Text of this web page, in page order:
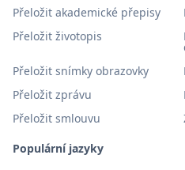
Přeložit akademické přepisy
Přeložit životopis
Přeložit snímky obrazovky
Přeložit zprávu
Přeložit smlouvu
Populární jazyky